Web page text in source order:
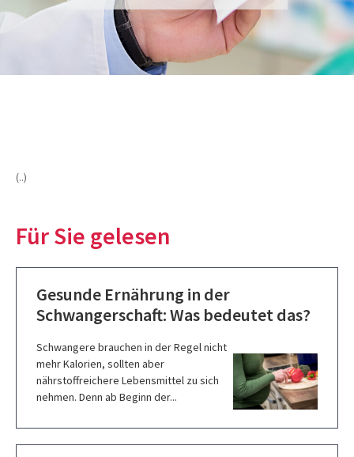
(..)
Für Sie gelesen
Gesunde Ernährung in der
Schwangerschaft: Was bedeutet das?
Schwangere brauchen in der Regel nicht
mehr Kalorien, sollten aber
nährstoffreichere Lebensmittel zu sich
nehmen. Denn ab Beginn der...